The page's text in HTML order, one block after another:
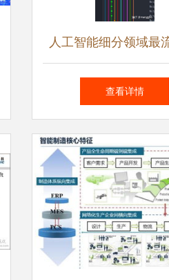
人工智能细分领域最
常用的开发软件是
查看详情